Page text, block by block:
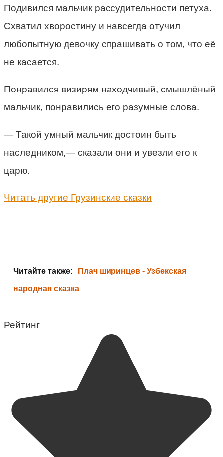
Подивился мальчик рассудительности петуха.
Схватил хворостину и навсегда отучил
любопытную девочку спрашивать о том, что её
не касается.
Понравился визирям находчивый, смышлёный
мальчик, понравились его разумные слова.
— Такой умный мальчик достоин быть
наследником,— сказали они и увезли его к
царю.
Читать другие Грузинские сказки
Читайте также: Плач ширинцев - Узбекская
народная сказка
Рейтинг